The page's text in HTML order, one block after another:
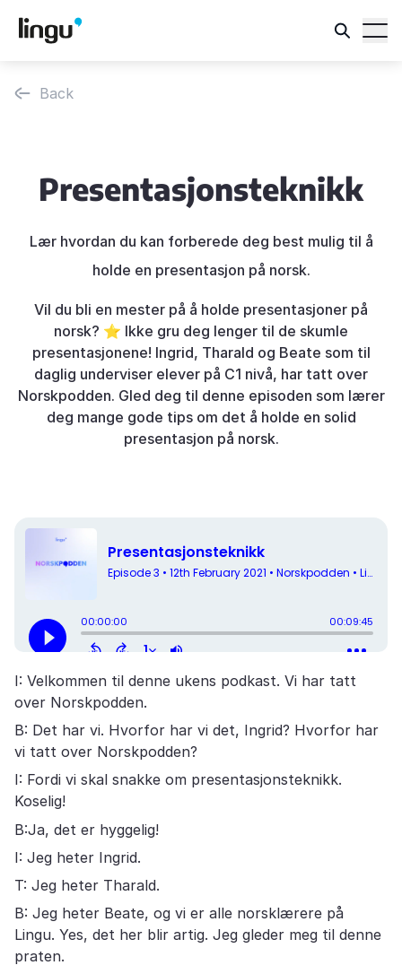
Back
Presentasjonsteknikk
Lær hvordan du kan forberede deg best mulig til å
holde en presentasjon på norsk.
Vil du bli en mester på å holde presentasjoner på
norsk? ⭐️ Ikke gru deg lenger til de skumle
presentasjonene! Ingrid, Tharald og Beate som til
daglig underviser elever på C1 nivå, har tatt over
Norskpodden. Gled deg til denne episoden som lærer
deg mange gode tips om det å holde en solid
presentasjon på norsk.
I: Velkommen til denne ukens podkast. Vi har tatt
over Norskpodden.
B: Det har vi. Hvorfor har vi det, Ingrid? Hvorfor har
vi tatt over Norskpodden?
I: Fordi vi skal snakke om presentasjonsteknikk.
Koselig!
B:Ja, det er hyggelig!
I: Jeg heter Ingrid.
T: Jeg heter Tharald.
B: Jeg heter Beate, og vi er alle norsklærere på
Lingu. Yes, det her blir artig. Jeg gleder meg til denne
praten.